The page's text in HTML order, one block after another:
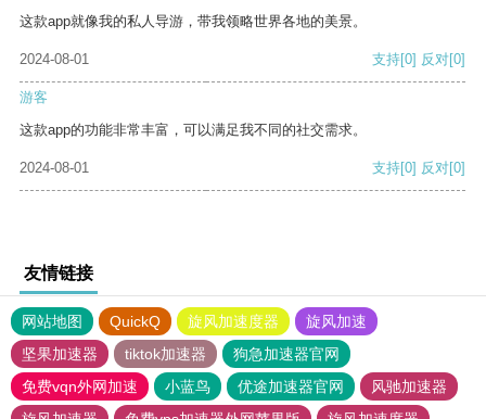
这款app就像我的私人导游，带我领略世界各地的美景。
2024-08-01 支持[0] 反对[0]
游客
这款app的功能非常丰富，可以满足我不同的社交需求。
2024-08-01 支持[0] 反对[0]
友情链接
网站地图 QuickQ 旋风加速度器
旋风加速
坚果加速器
tiktok加速器
狗急加速器官网
免费vqn外网加速
小蓝鸟 优途加速器官网
风驰加速器